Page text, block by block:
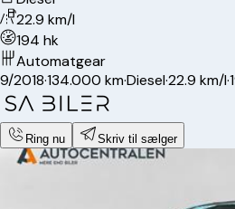
22.9 km/l
194 hk
Automatgear
9/2018·134.000 km·Diesel·22.9 km/l·
Ring nu Skriv til sælger